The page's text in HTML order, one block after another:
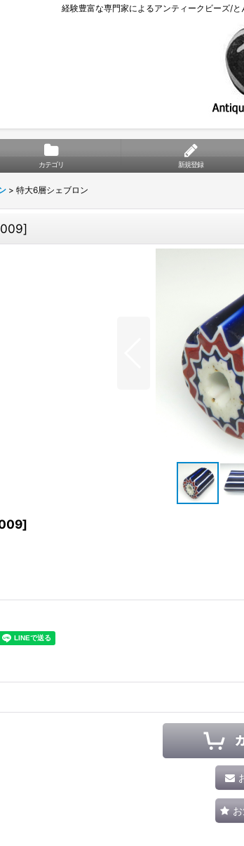
経験豊富な専門家によるアンティークビーズ/
カテゴリ 新規登録
> 特大6層シェブロン
]
]